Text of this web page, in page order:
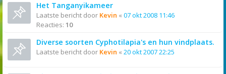
Het Tanganyikameer
Laatste bericht door Kevin « 07 okt 2008 11:46
Reacties: 10
Diverse soorten Cyphotilapia's en hun vindplaats.
Laatste bericht door Kevin « 20 okt 2007 22:25